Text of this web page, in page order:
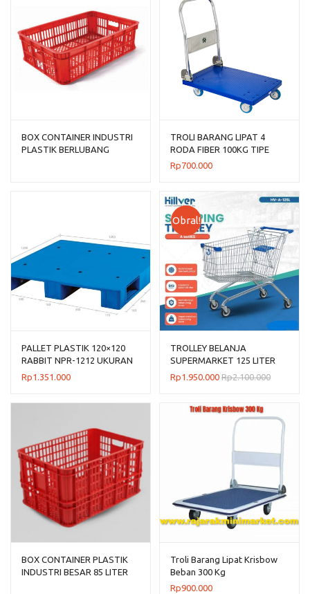
BOX CONTAINER INDUSTRI
PLASTIK BERLUBANG
TROLI BARANG LIPAT 4
RODA FIBER 100KG TIPE
FOURTNEY 8883
Rp700.000
PALLET PLASTIK 120×120
RABBIT NPR-1212 UKURAN
120x120x160 CM
Rp1.351.000
Obral!
TROLLEY BELANJA
SUPERMARKET 125 LITER
HILVER TIPE HV-A-125L
Rp1.950.000 Rp2.100.000
BOX CONTAINER PLASTIK
INDUSTRI BESAR 85 LITER
Troli Barang Lipat Krisbow
Beban 300 Kg
Rp900.000